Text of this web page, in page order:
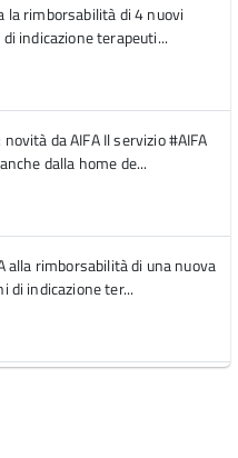
la rimborsabilità di 4 nuovi
indicazione terapeuti...
da AIFA Il servizio #AIFA
dalla home de...
alla rimborsabilità di una nuova
di indicazione ter...